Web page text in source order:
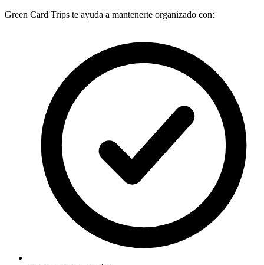
Green Card Trips te ayuda a mantenerte organizado con: